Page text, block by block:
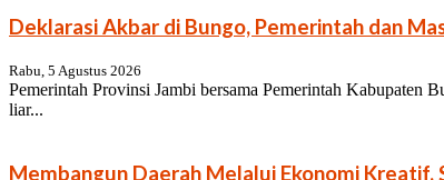
Deklarasi Akbar di Bungo, Pemerintah dan
Rabu, 5 Agustus 2026
Pemerintah Provinsi Jambi bersama Pemerintah Kabupaten
liar...
Membangun Daerah Melalui Ekonomi Kreatif,